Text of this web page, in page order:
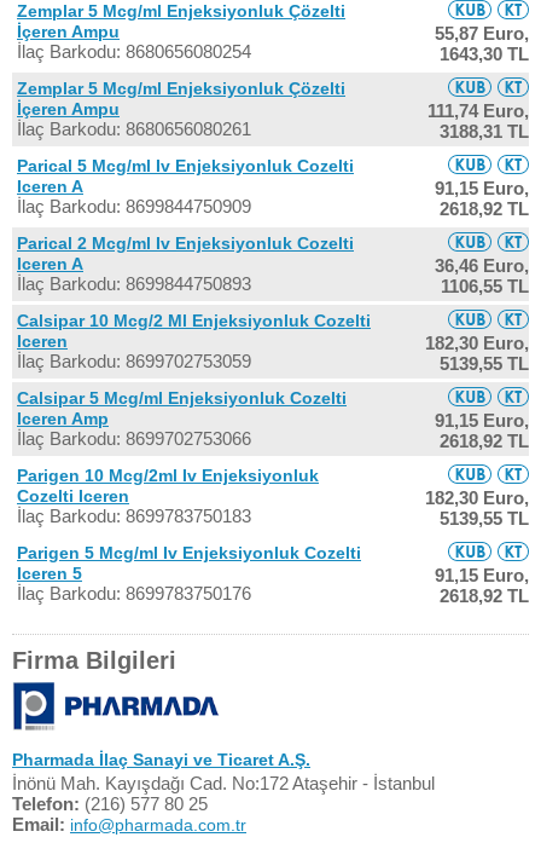
Zemplar 5 Mcg/ml Enjeksiyonluk Çözelti
İçeren Ampu
İlaç Barkodu: 8680656080254
55,87 Euro,
1643,30 TL
Zemplar 5 Mcg/ml Enjeksiyonluk Çözelti
İçeren Ampu
İlaç Barkodu: 8680656080261
111,74 Euro,
3188,31 TL
Parical 5 Mcg/ml Iv Enjeksiyonluk Cozelti
Iceren A
İlaç Barkodu: 8699844750909
91,15 Euro,
2618,92 TL
Parical 2 Mcg/ml Iv Enjeksiyonluk Cozelti
Iceren A
İlaç Barkodu: 8699844750893
36,46 Euro,
1106,55 TL
Calsipar 10 Mcg/2 Ml Enjeksiyonluk Cozelti
Iceren
İlaç Barkodu: 8699702753059
182,30 Euro,
5139,55 TL
Calsipar 5 Mcg/ml Enjeksiyonluk Cozelti
Iceren Amp
İlaç Barkodu: 8699702753066
91,15 Euro,
2618,92 TL
Parigen 10 Mcg/2ml Iv Enjeksiyonluk
Cozelti Iceren
İlaç Barkodu: 8699783750183
182,30 Euro,
5139,55 TL
Parigen 5 Mcg/ml Iv Enjeksiyonluk Cozelti
Iceren 5
İlaç Barkodu: 8699783750176
91,15 Euro,
2618,92 TL
Firma Bilgileri
Pharmada İlaç Sanayi ve Ticaret A.Ş.
İnönü Mah. Kayışdağı Cad. No:172 Ataşehir - İstanbul
Telefon: (216) 577 80 25
Email: info@pharmada.com.tr